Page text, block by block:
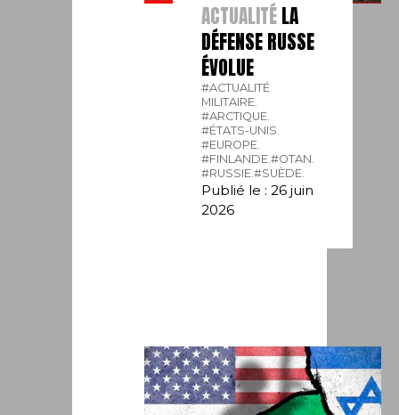
ACTUALITÉLA
DÉFENSE RUSSE
ÉVOLUE
#ACTUALITÉ
MILITAIRE.
#ARCTIQUE.
#ÉTATS-UNIS.
#EUROPE.
#FINLANDE. #OTAN.
#RUSSIE. #SUÈDE.
Publié le : 26 juin
2026